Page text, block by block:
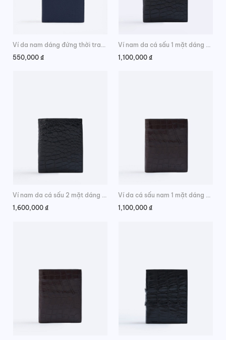
550,000 ₫
1,100,000 ₫
Ví nam da cá sấu 2 mặt dáng đứng da hông lịch lãm
1,600,000 ₫
Ví da cá sấu nam 1 mặt dáng đứng da bụng thời trang
1,100,000 ₫